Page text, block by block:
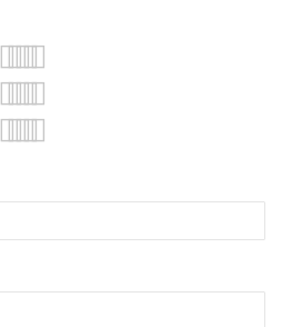
1
star
2
stars
3
stars
4
stars
5
stars
1
2
3
4
5